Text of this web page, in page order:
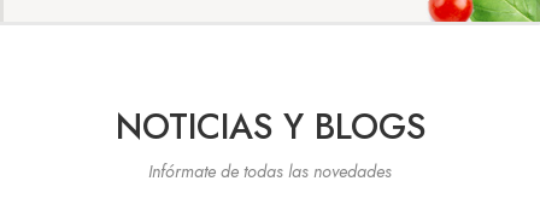
NOTICIAS Y BLOGS
Infórmate de todas las novedades